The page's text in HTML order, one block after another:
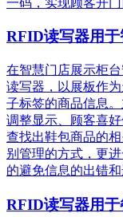
RFID读写器用
在智慧门店展示柜
读写器，以展板作
子标签的商品信息
调整显示、顾客喜
查找出鞋包商品的
别管理的方式，更
的避免信息的出错和
RFID读写器用